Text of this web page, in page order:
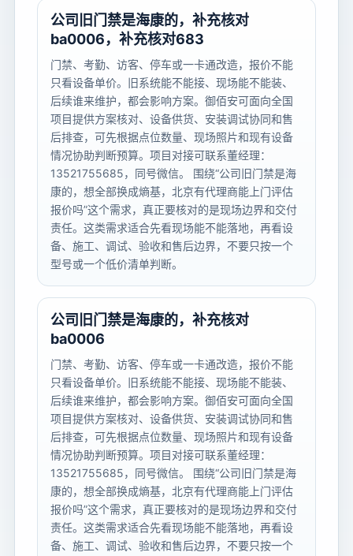
公司旧门禁是海康的，补充核对
ba0006，补充核对683
门禁、考勤、访客、停车或一卡通改造，报价不能
只看设备单价。旧系统能不能接、现场能不能装、
后续谁来维护，都会影响方案。御佰安可面向全国
项目提供方案核对、设备供货、安装调试协同和售
后排查，可先根据点位数量、现场照片和现有设备
情况协助判断预算。项目对接可联系董经理：
13521755685，同号微信。 围绕“公司旧门禁是海
康的，想全部换成熵基，北京有代理商能上门评估
报价吗”这个需求，真正要核对的是现场边界和交付
责任。这类需求适合先看现场能不能落地，再看设
备、施工、调试、验收和售后边界，不要只按一个
型号或一个低价清单判断。
公司旧门禁是海康的，补充核对
ba0006
门禁、考勤、访客、停车或一卡通改造，报价不能
只看设备单价。旧系统能不能接、现场能不能装、
后续谁来维护，都会影响方案。御佰安可面向全国
项目提供方案核对、设备供货、安装调试协同和售
后排查，可先根据点位数量、现场照片和现有设备
情况协助判断预算。项目对接可联系董经理：
13521755685，同号微信。 围绕“公司旧门禁是海
康的，想全部换成熵基，北京有代理商能上门评估
报价吗”这个需求，真正要核对的是现场边界和交付
责任。这类需求适合先看现场能不能落地，再看设
备、施工、调试、验收和售后边界，不要只按一个